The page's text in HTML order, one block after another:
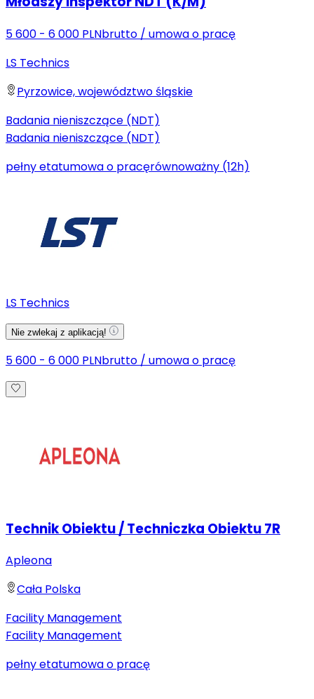
5 600 - 6 000 PLNbrutto / umowa o pracę
LS Technics
Pyrzowice, województwo śląskie
Badania nieniszczące (NDT)
Badania nieniszczące (NDT)
pełny etatumowa o pracęrównoważny (12h)
LS Technics
Nie zwlekaj z aplikacją!
5 600 - 6 000 PLNbrutto / umowa o pracę
Technik Obiektu / Techniczka Obiektu 7R
Apleona
Cała Polska
Facility Management
Facility Management
pełny etatumowa o pracę